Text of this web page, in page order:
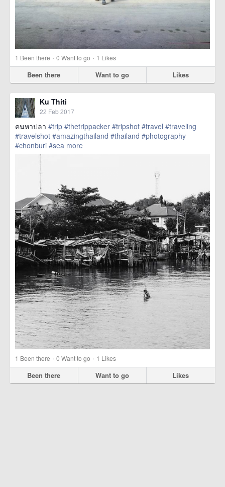
1 Been there · 0 Want to go · 1 Likes
Been there Want to go Likes
Ku Thiti
22 Feb 2017
คนหาปลา #trip #thetrippacker #tripshot #travel #traveling
#travelshot #amazingthailand #thailand #photography
#chonburi #sea more
1 Been there · 0 Want to go · 1 Likes
Been there Want to go Likes